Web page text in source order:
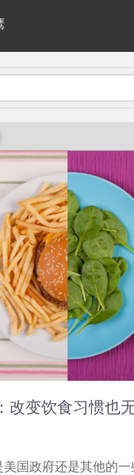
改变饮食习惯也
国政府还是其他的